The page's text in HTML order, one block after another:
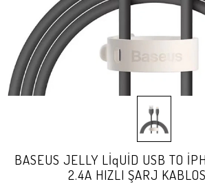
BASEUS JELLY LİqUİD USB TO
2.4A HIZLI ŞARJ